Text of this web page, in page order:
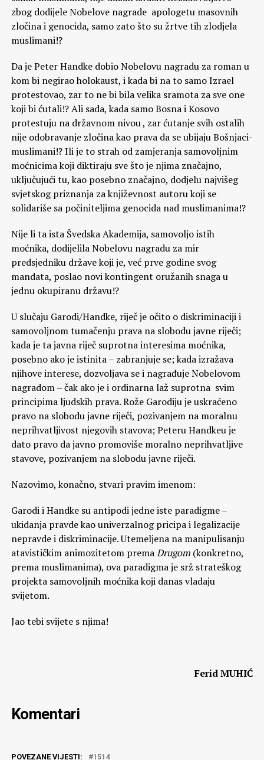
zbog dodijele Nobelove nagrade apologetu masovnih
zločina i genocida, samo zato što su žrtve tih zlodjela
muslimani!?
Da je Peter Handke dobio Nobelovu nagradu za roman u
kom bi negirao holokaust, i kada bi na to samo Izrael
protestovao, zar to ne bi bila velika sramota za sve one
koji bi ćutali!? Ali sada, kada samo Bosna i Kosovo
protestuju na državnom nivou , zar ćutanje svih ostalih
nije odobravanje zločina kao prava da se ubijaju Bošnjaci-
muslimani!? Ili je to strah od zamjeranja samovoljnim
moćnicima koji diktiraju sve što je njima značajno,
uključujući tu, kao posebno značajno, dodjelu najvišeg
svjetskog priznanja za književnost autoru koji se
solidariše sa počiniteljima genocida nad muslimanima!?
Nije li ta ista Švedska Akademija, samovoljo istih
moćnika, dodijelila Nobelovu nagradu za mir
predsjedniku države koji je, već prve godine svog
mandata, poslao novi kontingent oružanih snaga u
jednu okupiranu državu!?
U slučaju Garodi/Handke, riječ je očito o diskriminaciji i
samovoljnom tumačenju prava na slobodu javne riječi;
kada je ta javna riječ suprotna interesima moćnika,
posebno ako je istinita – zabranjuje se; kada izražava
njihove interese, dozvoljava se i nagrađuje Nobelovom
nagradom – čak ako je i ordinarna laž suprotna svim
principima ljudskih prava. Rože Garodiju je uskraćeno
pravo na slobodu javne riječi, pozivanjem na moralnu
neprihvatljivost njegovih stavova; Peteru Handkeu je
dato pravo da javno promoviše moralno neprihvatljive
stavove, pozivanjem na slobodu javne riječi.
Nazovimo, konačno, stvari pravim imenom:
Garodi i Handke su antipodi jedne iste paradigme –
ukidanja pravde kao univerzalnog pricipa i legalizacije
nepravde i diskriminacije. Utemeljena na manipulisanju
atavističkim animozitetom premaDrugom(konkretno,
prema muslimanima), ova paradigma je srž strateškog
projekta samovoljnih moćnika koji danas vladaju
svijetom.
Jao tebi svijete s njima!
Ferid MUHIĆ
Komentari
POVEZANE VIJESTI: 1514